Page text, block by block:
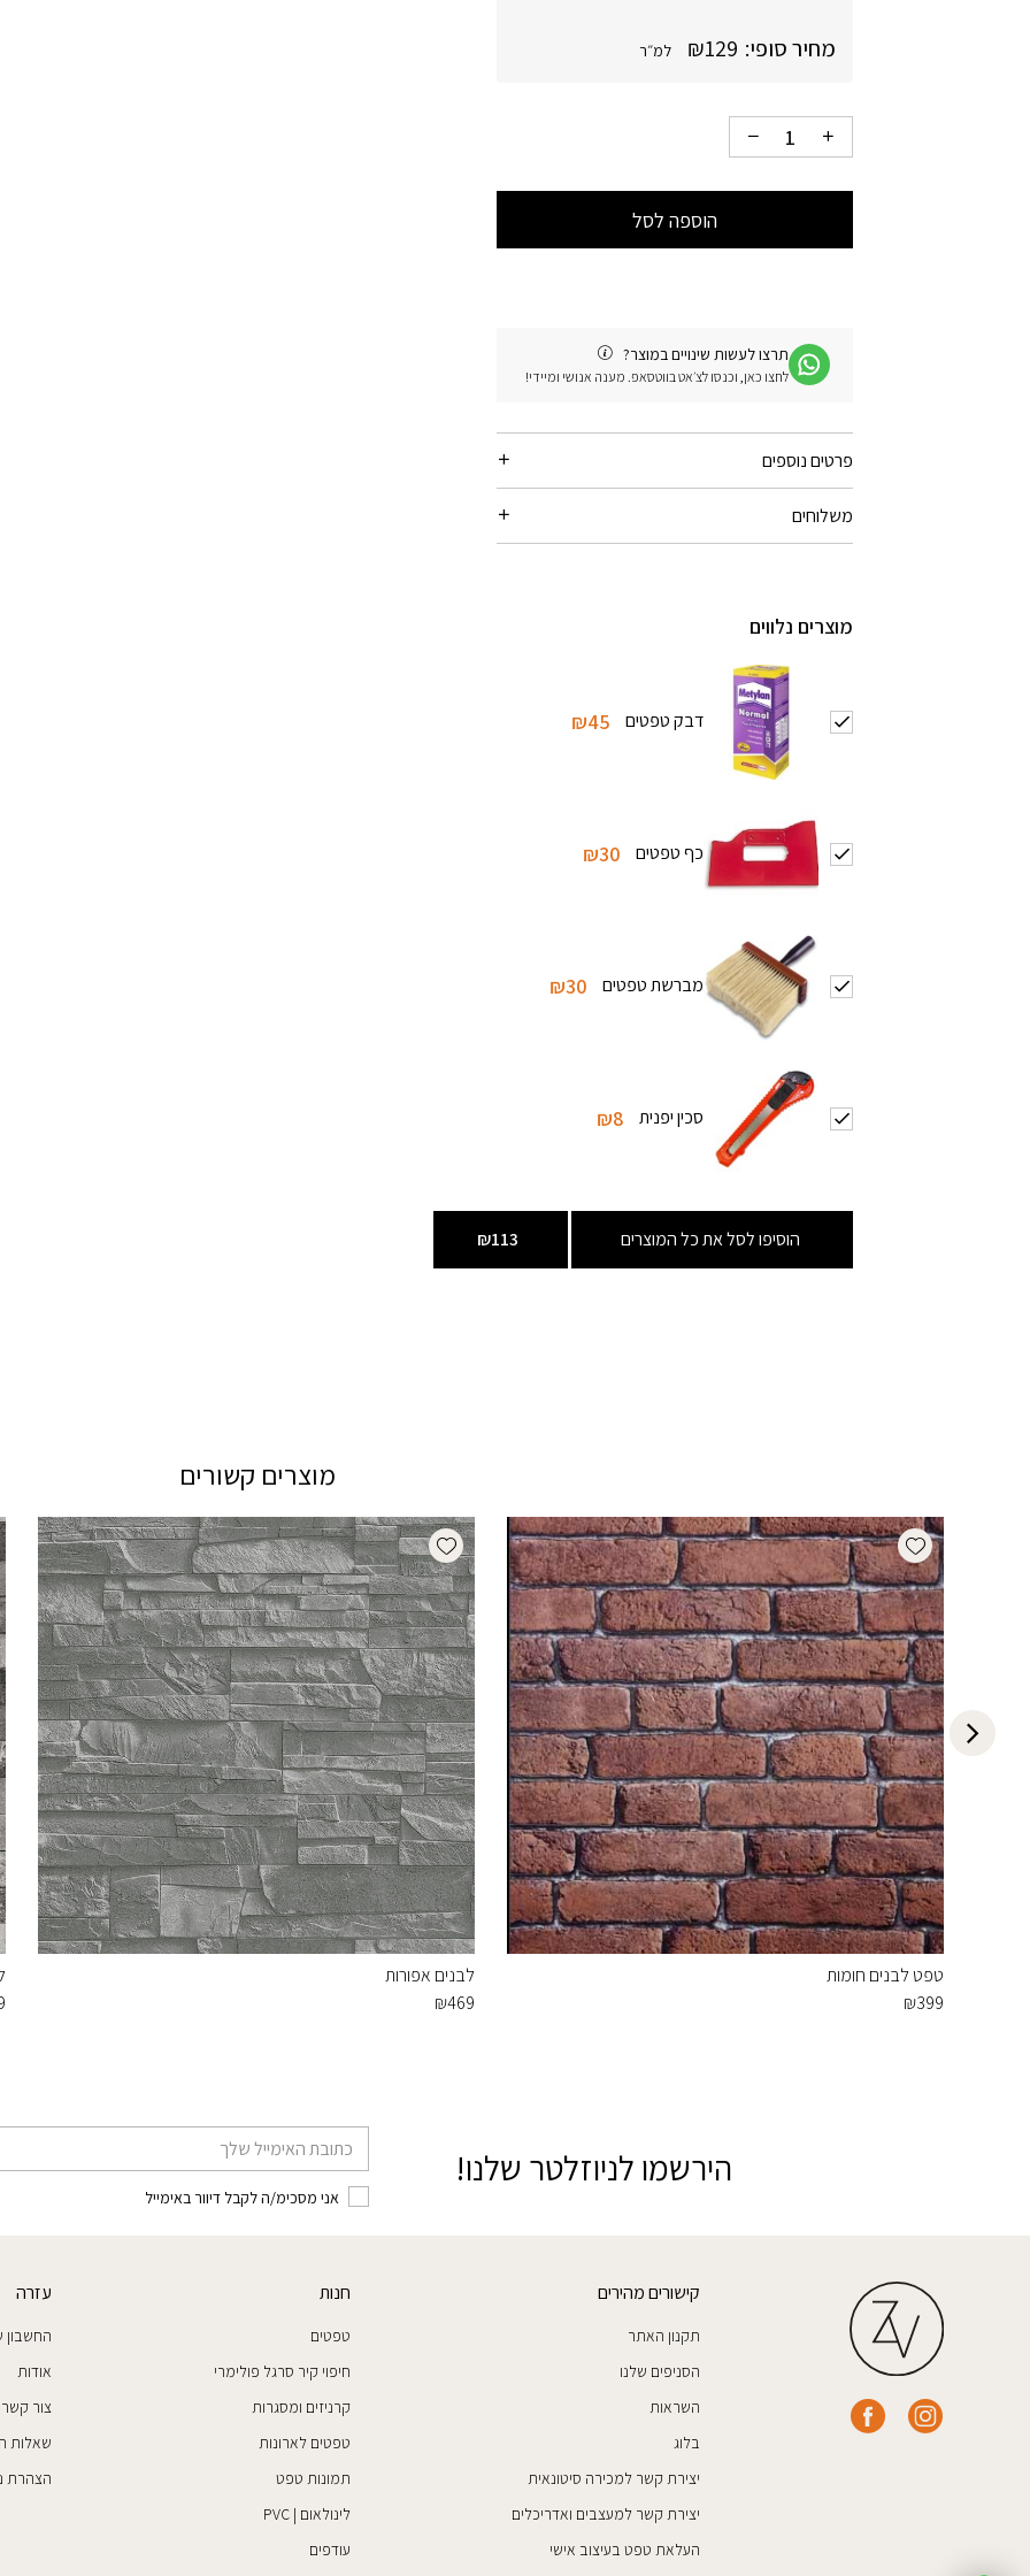
מחיר סופי: ₪129 למ״ר
הוספה לסל
תרצו לעשות שינויים במוצר?
לחצו כאן, וכנסו לצ׳אט בווטסאפ. מענה אנושי ומיידי!
פרטים נוספים
משלוחים
מוצרים נלווים
דבק טפטים ₪45
כף טפטים ₪30
מברשת טפטים ₪30
סכין יפנית ₪8
הוסיפו לסל את כל המוצרים ₪113
מוצרים קשורים
Add wishlist
טפט לבנים חומות
₪399
Add wishlist
לבנים אפורות
₪469
הירשמו לניוזלטר שלנו!
אני מסכימ/ה לקבל דיוור באימייל
קישורים מהירים
תקנון האתר
הסניפים שלנו
השראות
בלוג
יצירת קשר למכירה סיטונאית
יצירת קשר למעצבים ואדריכלים
העלאת טפט בעיצוב אישי
חנות
טפטים
חיפוי קיר סרגל פולימרי
קרניזים ומסגרות
טפטים לארונות
תמונות טפט
לינולאום | PVC
עודפים
עזרה
החשבון
אודות
צור קשר
שאלות
הצהרת